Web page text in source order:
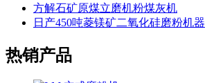
方解石矿原煤立磨机粉煤灰机
日产450吨菱镁矿二氧化硅磨粉机器
热销产品